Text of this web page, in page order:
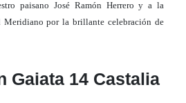
paisano José Ramón Herrero y a la
Meridiano por la brillante celebración de
Gaiata 14 Castalia